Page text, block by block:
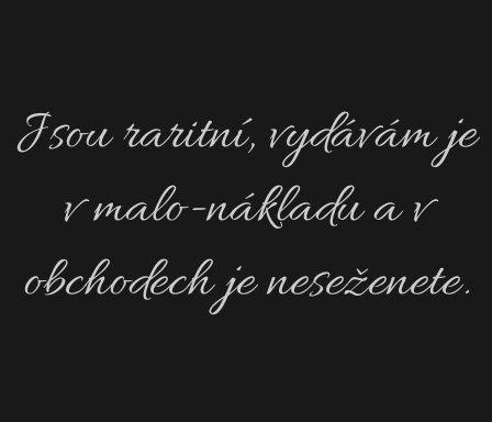
Jsou raritní, vydávám je
v malo-nákladu a v
obchodech je neseženete.